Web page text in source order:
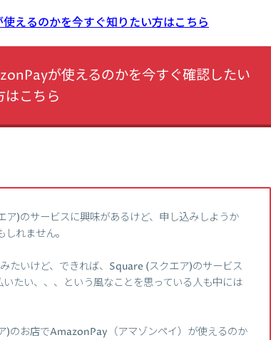
えるのかを今すぐ知りたい方はこちら
が使えるのかを今すぐ確認したい
はこちら
)のサービスに興味があるけど、申し込みしようか
れません。
たいけど、できれば、Square (スクエア)のサービス
たい、、、という風なことを思っている人も中には
)のお店でAmazonPay（アマゾンペイ）が使えるのか